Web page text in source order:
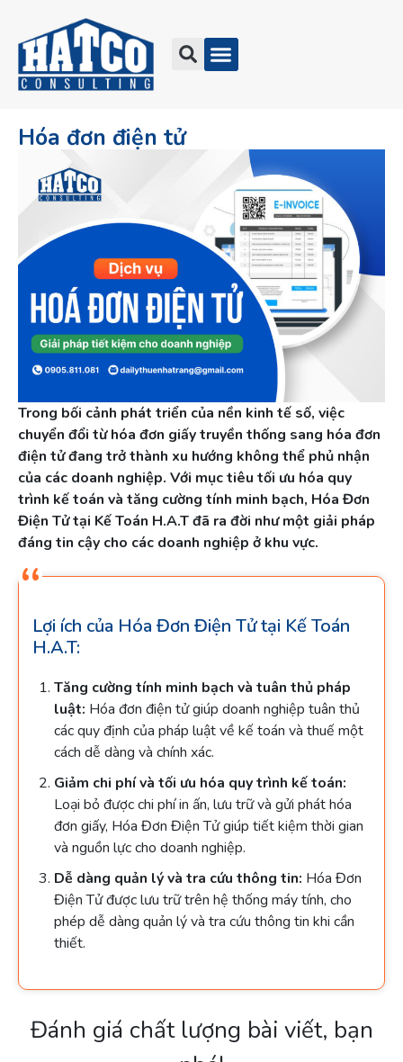
Hóa đơn điện tử
Trong bối cảnh phát triển của nền kinh tế số, việc
chuyển đổi từ hóa đơn giấy truyền thống sang hóa đơn
điện tử đang trở thành xu hướng không thể phủ nhận
của các doanh nghiệp. Với mục tiêu tối ưu hóa quy
trình kế toán và tăng cường tính minh bạch, Hóa Đơn
Điện Tử tại Kế Toán H.A.T đã ra đời như một giải pháp
đáng tin cậy cho các doanh nghiệp ở khu vực.
Lợi ích của Hóa Đơn Điện Tử tại Kế Toán
H.A.T:
Tăng cường tính minh bạch và tuân thủ pháp
luật: Hóa đơn điện tử giúp doanh nghiệp tuân thủ
các quy định của pháp luật về kế toán và thuế một
cách dễ dàng và chính xác.
Giảm chi phí và tối ưu hóa quy trình kế toán:
Loại bỏ được chi phí in ấn, lưu trữ và gửi phát hóa
đơn giấy, Hóa Đơn Điện Tử giúp tiết kiệm thời gian
và nguồn lực cho doanh nghiệp.
Dễ dàng quản lý và tra cứu thông tin: Hóa Đơn
Điện Tử được lưu trữ trên hệ thống máy tính, cho
phép dễ dàng quản lý và tra cứu thông tin khi cần
thiết.
Đánh giá chất lượng bài viết, bạn